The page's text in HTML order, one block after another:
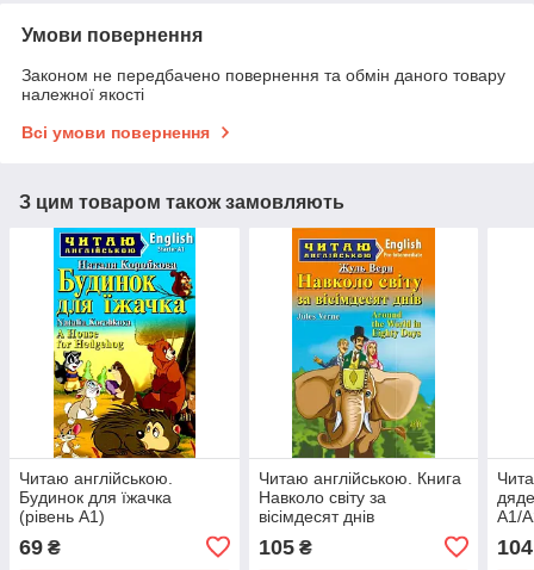
Умови повернення
Законом не передбачено повернення та обмін даного товару
належної якості
Всі умови повернення
З цим товаром також замовляють
Читаю англійською.
Будинок для їжачка
(рівень А1)
69 ₴
Читаю англійською. Книга
Навколо світу за
вісімдесят днів
105₴
А1/
104